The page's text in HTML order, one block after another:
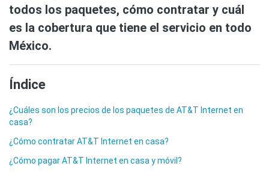
todos los paquetes, cómo contratar y cuál
es la cobertura que tiene el servicio en todo
México.
Índice
¿Cuáles son los precios de los paquetes de AT&T Internet en
casa?
¿Cómo contratar AT&T Internet en casa?
¿Cómo pagar AT&T Internet en casa y móvil?